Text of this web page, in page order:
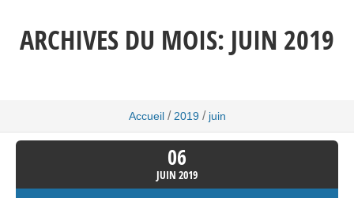
ARCHIVES DU MOIS: JUIN 2019
Accueil / 2019 / juin
06
JUIN 2019